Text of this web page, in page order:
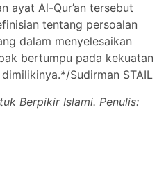
ayat Al-Qur’an tersebut
tentang persoalan
dalam menyelesaikan
bertumpu pada kekuatan
Sudirman STAIL
Berpikir Islami. Penulis: